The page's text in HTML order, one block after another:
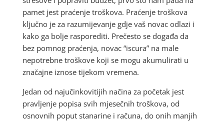
pamet jest praćenje troškova. Praćenje troškova
ključno je za razumijevanje gdje vaš novac odlazi i
kako ga bolje rasporediti. Prečesto se događa da
bez pomnog praćenja, novac “iscura” na male
nepotrebne troškove koji se mogu akumulirati u
značajne iznose tijekom vremena.
Jedan od najučinkovitijih načina za početak jest
pravljenje popisa svih mjesečnih troškova, od
osnovnih poput stanarine i računa, do onih manjih